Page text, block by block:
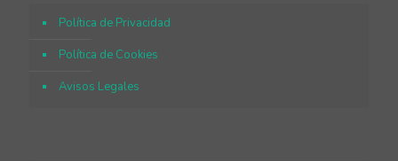
Política de Privacidad
Política de Cookies
Avisos Legales